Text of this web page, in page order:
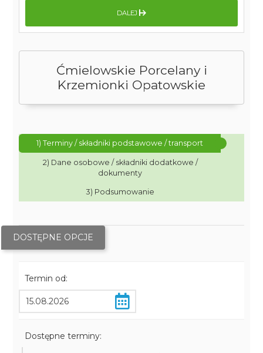
Ćmielowskie Porcelany i
Krzemionki Opatowskie
1) Terminy / składniki podstawowe / transport
2) Dane osobowe / składniki dodatkowe /
dokumenty
3) Podsumowanie
DOSTĘPNE OPCJE
Termin od:
Dostępne terminy:
DALEJ